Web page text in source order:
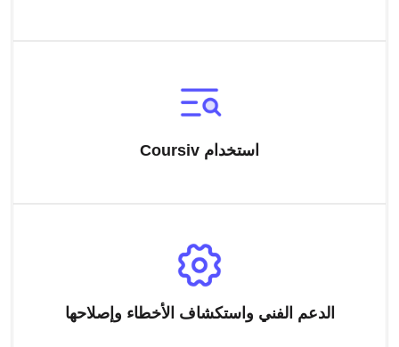
استخدام Coursiv
الدعم الفني واستكشاف الأخطاء وإصلاحها